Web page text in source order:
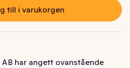
till i varukorgen
har angett ovanstående